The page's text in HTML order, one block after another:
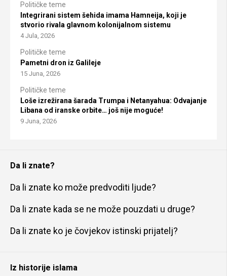
Političke teme
Integrirani sistem šehida imama Hamneija, koji je
stvorio rivala glavnom kolonijalnom sistemu
4 Jula, 2026
Političke teme
Pametni dron iz Galileje
15 Juna, 2026
Političke teme
Loše izrežirana šarada Trumpa i Netanyahua: Odvajanje
Libana od iranske orbite… još nije moguće!
9 Juna, 2026
Da li znate?
Da li znate ko može predvoditi ljude?
Da li znate kada se ne može pouzdati u druge?
Da li znate ko je čovjekov istinski prijatelj?
Iz historije islama